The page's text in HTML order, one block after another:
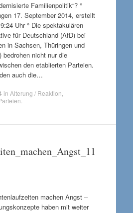
Familienpolitik“? °
17. September 2014, erstellt
Uhr ° Die spektakulären
für Deutschland (AfD) bei
in Sachsen, Thüringen und
bedrohen nicht nur die
den etablierten Parteien.
auch die…
in Alterung / Reaktion
machen Angst –
haben mit weiter